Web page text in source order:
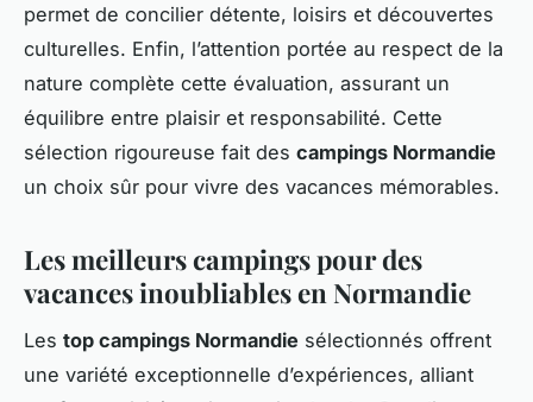
permet de concilier détente, loisirs et découvertes
culturelles. Enfin, l’attention portée au respect de la
nature complète cette évaluation, assurant un
équilibre entre plaisir et responsabilité. Cette
sélection rigoureuse fait des campings Normandie
un choix sûr pour vivre des vacances mémorables.
Les meilleurs campings pour des
vacances inoubliables en Normandie
Les top campings Normandie sélectionnés offrent
une variété exceptionnelle d’expériences, alliant